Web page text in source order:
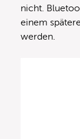
nicht.
einem
werden.